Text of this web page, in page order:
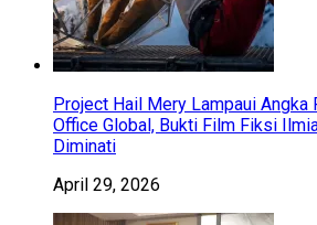
Project Hail Mery Lampaui Angka
Office Global, Bukti Film Fiksi
Diminati
April 29, 2026